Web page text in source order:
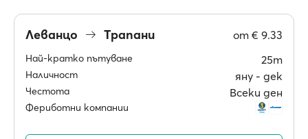
Леванцо Трапани от € 9.33
Най-кратко пътуване 25m
Наличност яну ‐ дек
Честота Всеки ден
Фериботни компании